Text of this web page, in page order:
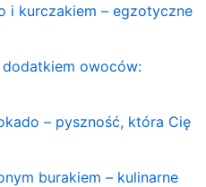
i kurczakiem – egzotyczne
dodatkiem owoców:
– pyszność, która Cię
burakiem – kulinarne